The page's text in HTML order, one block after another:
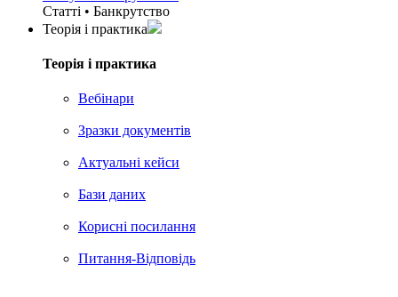
Статті • Банкрутство
Теорія i практика
Теорія i практика
Вебінари
Зразки документів
Актуальні кейси
Бази даних
Корисні посилання
Питання-Відповідь